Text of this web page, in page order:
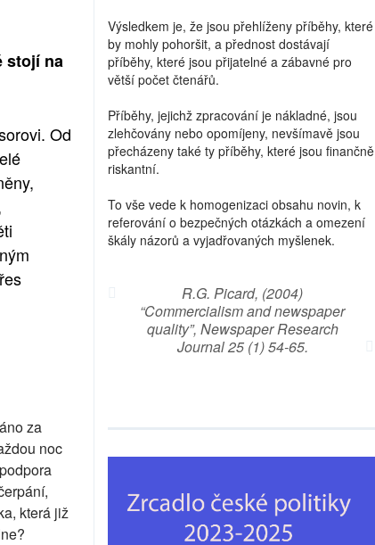
stojí na
Od
za
noc
která již
Výsledkem je, že jsou přehlíženy příběhy, které
by mohly pohoršit, a přednost dostávají
příběhy, které jsou přijatelné a zábavné pro
větší počet čtenářů.
Příběhy, jejichž zpracování je nákladné, jsou
zlehčovány nebo opomíjeny, nevšímavě jsou
přecházeny také ty příběhy, které jsou finančně
riskantní.
To vše vede k homogenizaci obsahu novin, k
referování o bezpečných otázkách a omezení
škály názorů a vyjadřovaných myšlenek.
R.G. Picard, (2004)
“Commercialism and newspaper
quality”, Newspaper Research
Journal 25 (1) 54-65.